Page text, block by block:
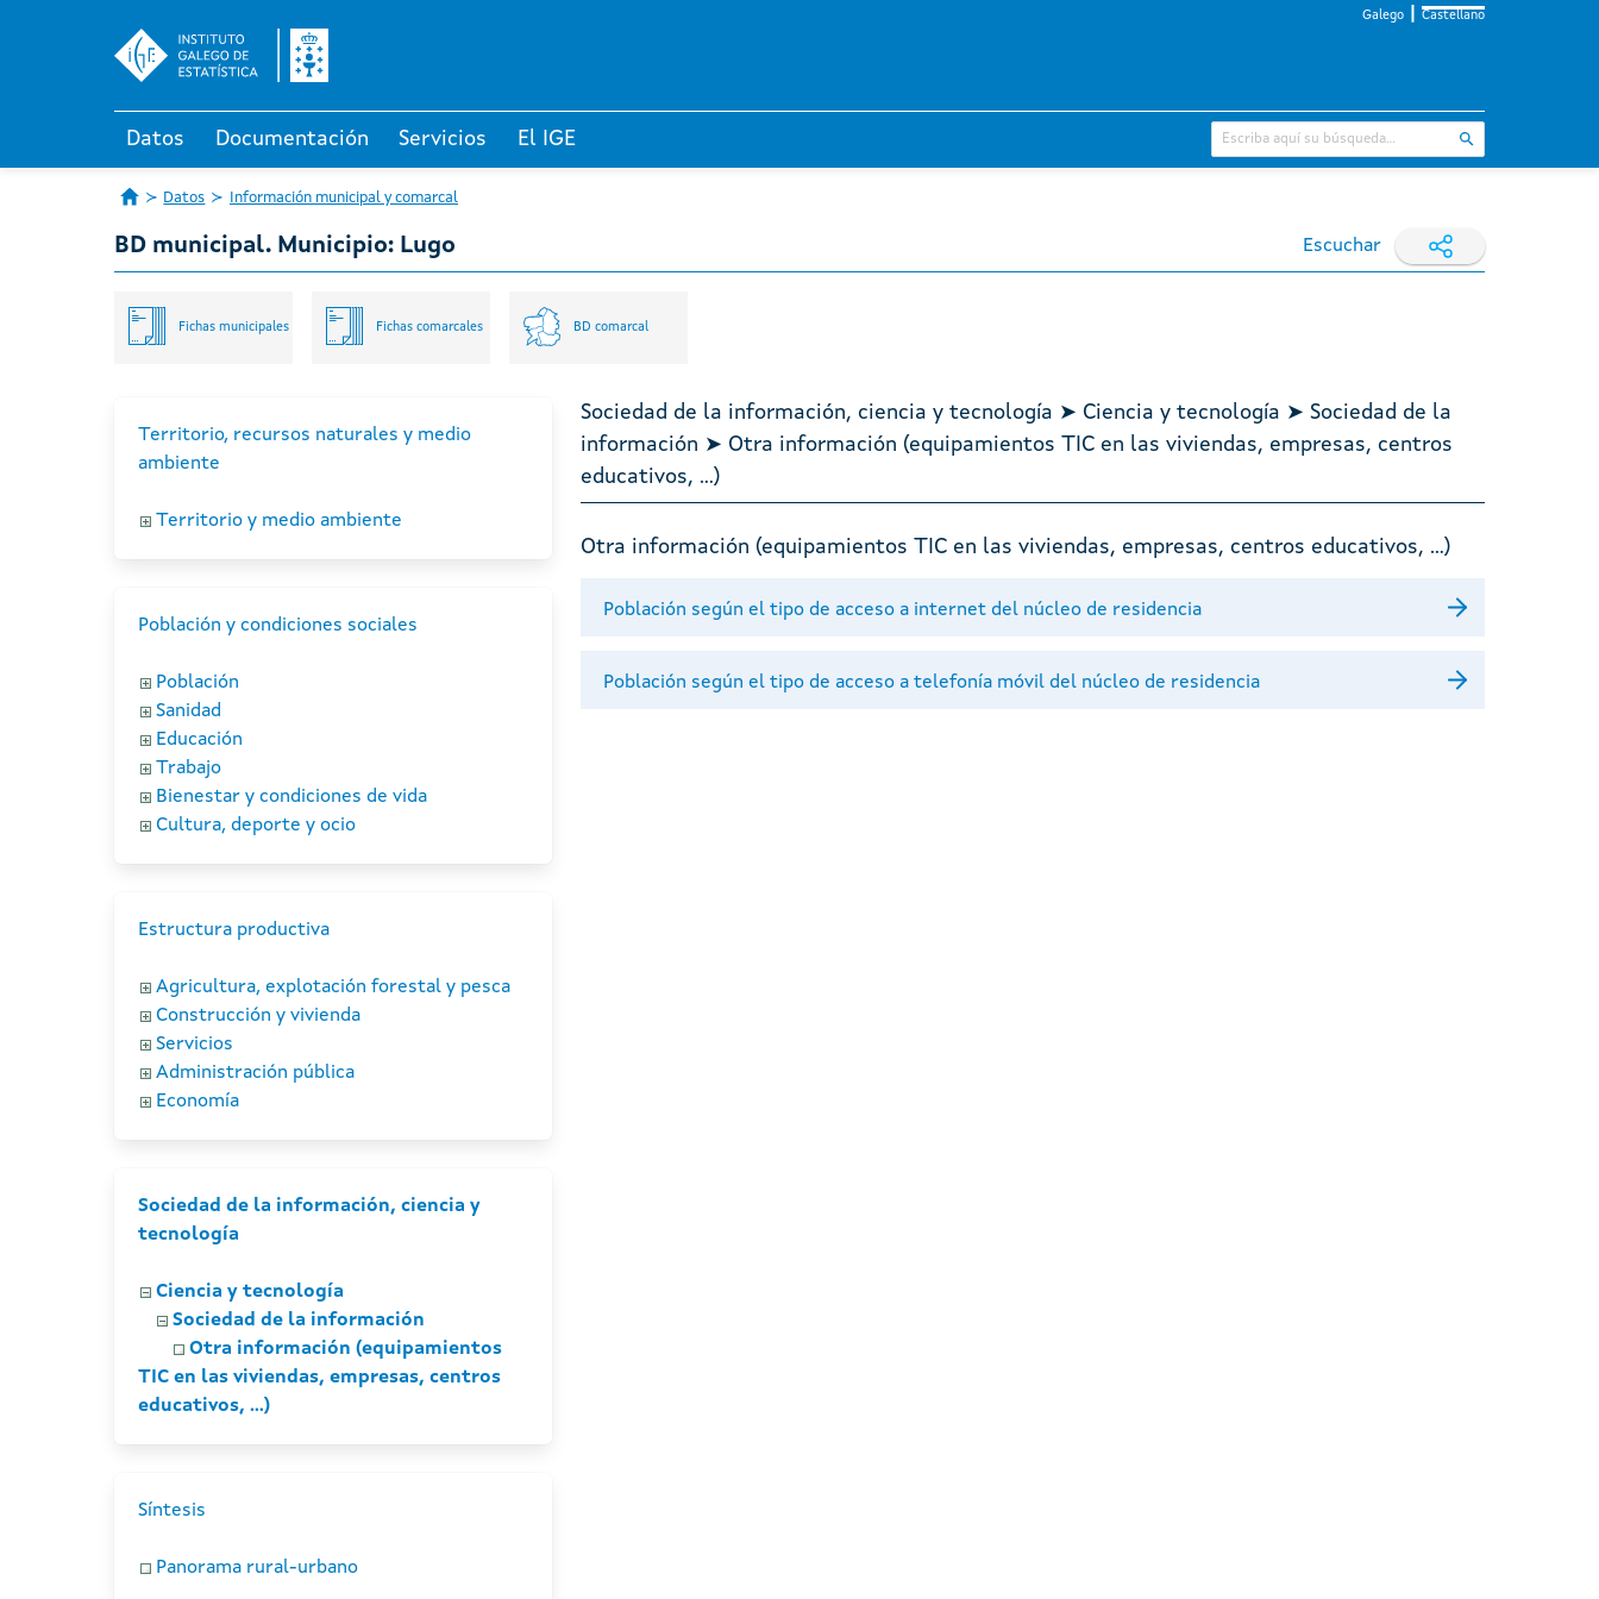
Galego Castellano
Datos Documentación Servicios El IGE
Datos Información municipal y comarcal
BD municipal. Municipio: Lugo Escuchar
Fichas municipales Fichas comarcales BD comarcal
Territorio, recursos naturales y medio
ambiente
Territorio y medio ambiente
Población y condiciones sociales
Población
Sanidad
Educación
Trabajo
Bienestar y condiciones de vida
Cultura, deporte y ocio
Estructura productiva
Agricultura, explotación forestal y pesca
Construcción y vivienda
Servicios
Administración pública
Economía
Sociedad de la información, ciencia y
tecnología
Ciencia y tecnología
Sociedad de la información
Otra información (equipamientos
TIC en las viviendas, empresas, centros
educativos, ...)
Síntesis
Panorama rural-urbano
Sociedad de la información, ciencia y tecnología ➤ Ciencia y tecnología ➤ Sociedad de la
información ➤ Otra información (equipamientos TIC en las viviendas, empresas, centros
educativos, ...)
Otra información (equipamientos TIC en las viviendas, empresas, centros educativos, ...)
Población según el tipo de acceso a internet del núcleo de residencia
Población según el tipo de acceso a telefonía móvil del núcleo de residencia